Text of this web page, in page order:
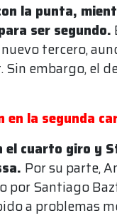
la punta,
ser segundo.
tercero,
embargo, el
la segunda
el cuarto giro y
Por su parte,
por Santiago
a problemas